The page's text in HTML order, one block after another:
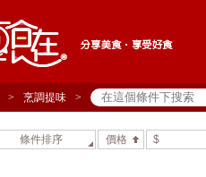
> 烹調提味 >
條件排序 價格 $